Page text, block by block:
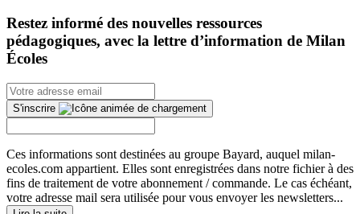
Restez informé des nouvelles ressources
pédagogiques, avec la lettre d’information de Milan
Écoles
S'inscrire
Ces informations sont destinées au groupe Bayard, auquel milan-
ecoles.com appartient. Elles sont enregistrées dans notre fichier à des
fins de traitement de votre abonnement / commande. Le cas échéant,
votre adresse mail sera utilisée pour vous envoyer les newsletters...